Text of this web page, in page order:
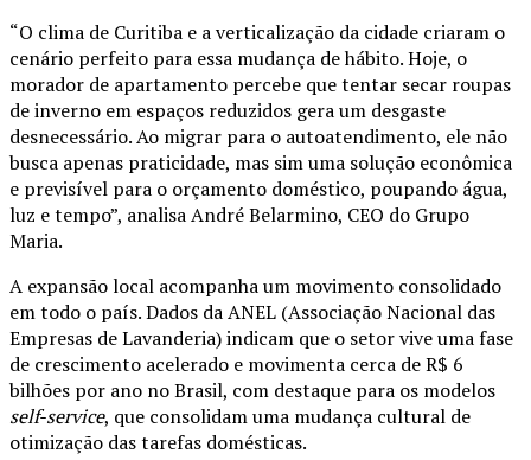
“O clima de Curitiba e a verticalização da cidade criaram o
cenário perfeito para essa mudança de hábito. Hoje, o
morador de apartamento percebe que tentar secar roupas
de inverno em espaços reduzidos gera um desgaste
desnecessário. Ao migrar para o autoatendimento, ele não
busca apenas praticidade, mas sim uma solução econômica
e previsível para o orçamento doméstico, poupando água,
luz e tempo”, analisa André Belarmino, CEO do Grupo
Maria.
A expansão local acompanha um movimento consolidado
em todo o país. Dados da ANEL (Associação Nacional das
Empresas de Lavanderia) indicam que o setor vive uma fase
de crescimento acelerado e movimenta cerca de R$ 6
bilhões por ano no Brasil, com destaque para os modelos
self-service, que consolidam uma mudança cultural de
otimização das tarefas domésticas.